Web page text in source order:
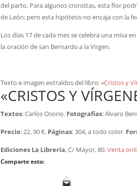
del parto. Para algunos cronistas, esta flor
de León; pero esta hipótesis no encaja con la
Los días 17 de cada mes se celebra una misa
la oración de san Bernardo a la Virgen.
Texto e imagen extraídos del libro: «Cristos y
«CRISTOS Y
Textos: Carlos Osorio. Fotografías: Álvaro
Precio: 22, 90 €. Páginas: 304, a todo color.
Ediciones La Librería, C/ Mayor, 80.Venta
Comparte esto: